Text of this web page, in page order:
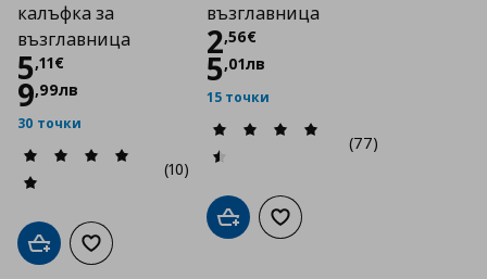
калъфка за
възглавница
5,11€
Цена
9,99лв
30 точки
(10)
Добави в кошницата
Добави към списъка с любими
възглавница
2,56€
Цена
5,01лв
15 точки
(77)
Добави в кошницата
Добави към списъка с